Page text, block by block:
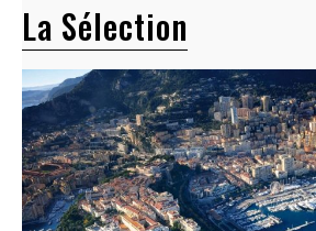
La Sélection